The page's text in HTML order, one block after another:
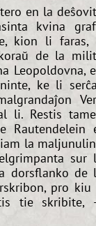
en la
kvina
kion li faras,
de la
Leopoldovna,
ke li
li. Restis
Rautendelein
la
sur
dorsflanko de
pro
tie skribite,